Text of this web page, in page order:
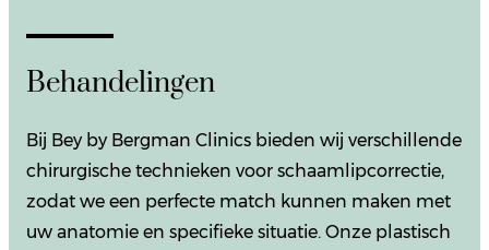
Behandelingen
Bij Bey by Bergman Clinics bieden wij verschillende
chirurgische technieken voor schaamlipcorrectie,
zodat we een perfecte match kunnen maken met
uw anatomie en specifieke situatie. Onze plastisch